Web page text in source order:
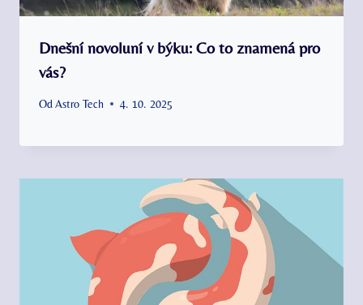
Dnešní novoluní v býku: Co to znamená pro
vás?
Od Astro Tech 4. 10. 2025